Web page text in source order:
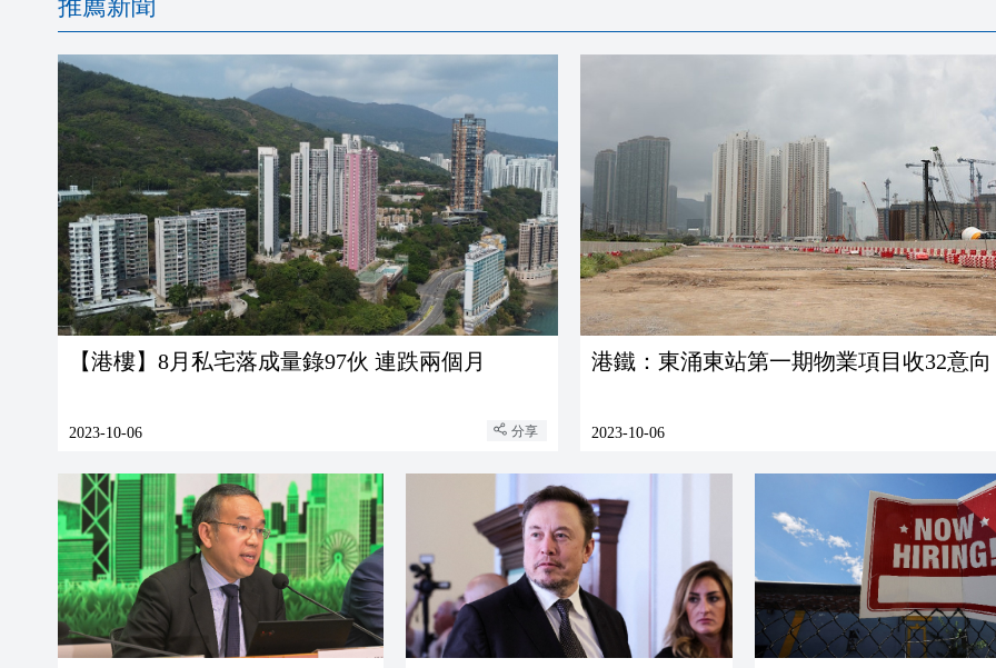
推薦新聞
【港樓】8月私宅落成量錄97伙 連跌兩個月
2023-10-06 分享
港鐵：東涌東站第一期物業項目收32意向
2023-10-06